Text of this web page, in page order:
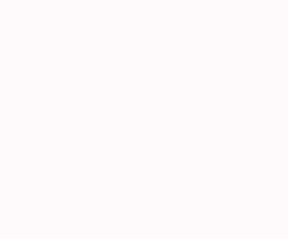
die kontinuierliche Beobachtung
können wir die Surfgewohnheiten
das Surfprofil des Benutzers